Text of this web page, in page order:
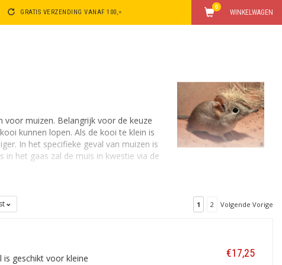
GRATIS VERZENDING VANAF 100,= WINKELWAGEN
0
muizen. Belangrijk voor de keuze
kunnen lopen. Als de kooi te klein is
In het specifieke geval van muizen is
het gaas zal de muis in kwestie via de
plankje/ triggermechanisme in het
als het gaat om een inloopval. In geval
vangkans aanzienlijk. Plaats de kooien
1 2 Volgende Vorige
geschikt voor kleine
€17,25